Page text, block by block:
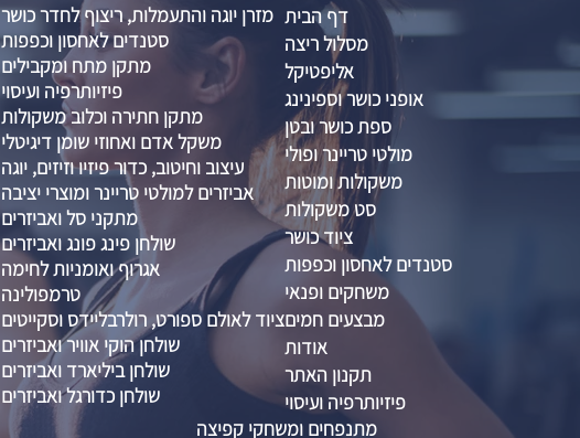
מזרן יוגה והתעמלות, ריצוף לחדר כושר
סטנדים לאחסון וכפפות
מתקן מתח ומקבילים
פיזיותרפיה ועיסוי
מתקן חתירה וכלוב משקולות
משקל אדם ואחוזי שומן דיגיטלי
עיצוב וחיטוב, כדור פיזיו וזיזים, יוגה
אביזרים למולטי טריינר ומוצרי יציבה
מתקני סל ואביזרים
שולחן פינג פונג ואביזרים
אגרוף ואומניות לחימה
טרמפולינה
ציוד לאולם ספורט, רולרבליידס וסקייטים
שולחן הוקי אוויר ואביזרים
שולחן ביליארד ואביזרים
שולחן כדורגל ואביזרים
דף הבית
מסלול ריצה
אליפטיקל
אופני כושר וספינינג
ספת כושר ובטן
מולטי טריינר ופולי
משקולות ומוטות
סט משקולות
ציוד כושר
סטנדים לאחסון וכפפות
משחקים ופנאי
מבצעים חמים
אודות
תקנון האתר
פיזיותרפיה ועיסוי
מתנפחים ומשחקי קפיצה